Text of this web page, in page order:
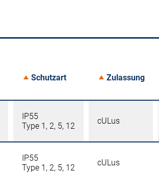
Schutzart Zulassung
IP55
Type 1, 2, 5, 12
cULus
IP55
Type 1, 2, 5, 12
cULus